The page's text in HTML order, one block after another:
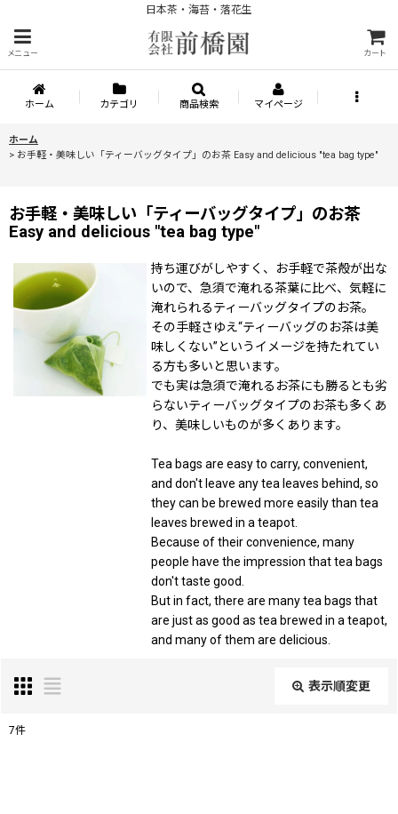
日本茶・海苔・落花生
メニュー カート
ホーム カテゴリ 商品検索 マイページ
ホーム
> お手軽・美味しい「ティーバッグタイプ」のお茶 Easy and delicious "tea bag type"
お手軽・美味しい「ティーバッグタイプ」のお茶
Easy and delicious "tea bag type"
持ち運びがしやすく、お手軽で茶殻が出な
いので、急須で淹れる茶葉に比べ、気軽に
淹れられるティーバッグタイプのお茶。
その手軽さゆえ“ティーバッグのお茶は美
味しくない”というイメージを持たれてい
る方も多いと思います。
でも実は急須で淹れるお茶にも勝るとも劣
らないティーバッグタイプのお茶も多くあ
り、美味しいものが多くあります。
Tea bags are easy to carry, convenient,
and don't leave any tea leaves behind, so
they can be brewed more easily than tea
leaves brewed in a teapot.
Because of their convenience, many
people have the impression that tea bags
don't taste good.
But in fact, there are many tea bags that
are just as good as tea brewed in a teapot,
and many of them are delicious.
表示順変更
7件